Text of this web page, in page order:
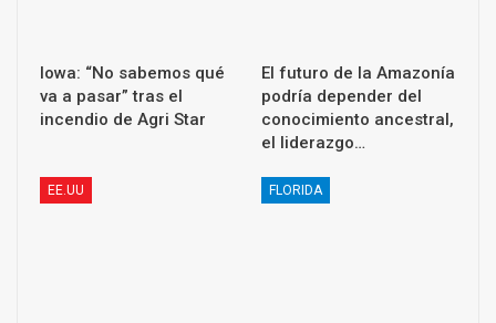
Iowa: “No sabemos qué
va a pasar” tras el
incendio de Agri Star
El futuro de la Amazonía
podría depender del
conocimiento ancestral,
el liderazgo…
EE.UU FLORIDA